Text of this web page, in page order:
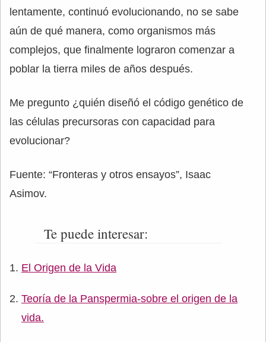
lentamente, continuó evolucionando, no se sabe
aún de qué manera, como organismos más
complejos, que finalmente lograron comenzar a
poblar la tierra miles de años después.
Me pregunto ¿quién diseñó el código genético de
las células precursoras con capacidad para
evolucionar?
Fuente: “Fronteras y otros ensayos”, Isaac
Asimov.
Te puede interesar:
El Origen de la Vida
Teoría de la Panspermia-sobre el origen de la
vida.